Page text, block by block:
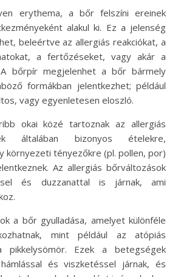
erythema, a bőr felszíni ereinek
alakul ki. Ez a jelenség
beleértve az allergiás reakciókat, a
a fertőzéseket, vagy akár a
bőrpír megjelenhet a bőr bármely
formákban jelentkezhet; például
vagy egyenletesen eloszló.
okai közé tartoznak az allergiás
általában bizonyos ételekre,
környezeti tényezőkre (pl. pollen, por)
Az allergiás bőrváltozások
és duzzanattal is járnak, ami
a bőr gyulladása, amelyet különféle
mint például az atópiás
Ezek a betegségek
és viszketéssel járnak, és